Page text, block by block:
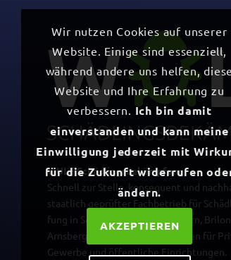
WULFSchäd­lings­be­kämp­fung
Schnell zur Stelle, konse­quent und
staat­lich geprüfter Fach­be­trieb für
fung in Soest, Warstein, Pader­born,
Arns­berg. Profes­sio­nelle Lösungen für
Gewerbe und öffent­liche Einrichtungen.
Wir nutzen Cookies auf unserer
Website. Einige sind essenziell,
während andere uns helfen, diese
Website und Ihre Erfahrung zu
verbessern. Ich bin damit
einverstanden und kann meine
Einwilligung jederzeit mit
für die Zukunft widerrufen
ändern.
AKZEPTIEREN